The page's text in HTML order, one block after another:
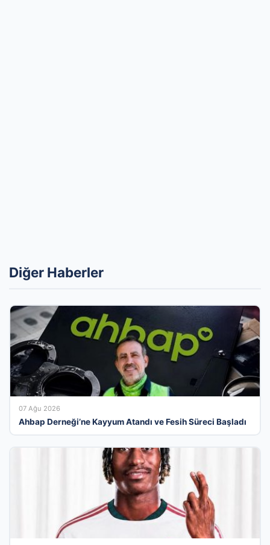
Diğer Haberler
07 Ağu 2026
Ahbap Derneği’ne Kayyum Atandı ve Fesih Süreci Başladı